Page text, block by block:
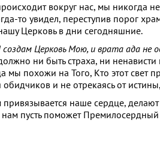
вокруг нас, мы никогда
то увидел, переступив порог
Церковь в дни сегодняшние.
создам Церковь Мою, и врата ада не
ни быть страха, ни ненависти
мы похожи на Того, Кто этот свет
и не отрекаясь от
наше сердце,
пусть поможет Премилосердный